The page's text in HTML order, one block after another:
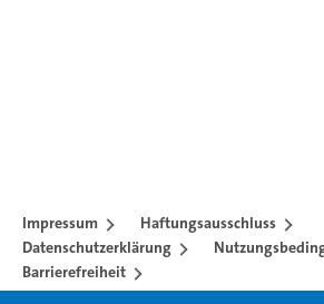
Impressum
Haftungsausschluss
Datenschutzerklärung
Barrierefreiheit